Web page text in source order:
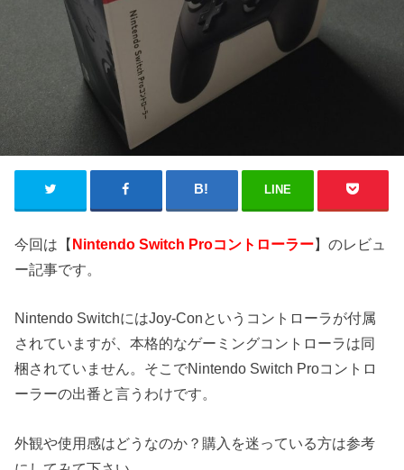
LINE
今回は【Nintendo Switch Proコントローラー】のレビュ
ー記事です。
Nintendo SwitchにはJoy-Conというコントローラが付属
されていますが、本格的なゲーミングコントローラは同
梱されていません。そこでNintendo Switch Proコントロ
ーラーの出番と言うわけです。
外観や使用感はどうなのか？購入を迷っている方は参考